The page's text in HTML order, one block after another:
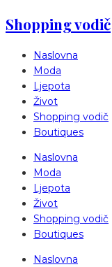
Shopping vodič
Naslovna
Moda
Ljepota
Život
Shopping vodič
Boutiques
Naslovna
Moda
Ljepota
Život
Shopping vodič
Boutiques
Naslovna